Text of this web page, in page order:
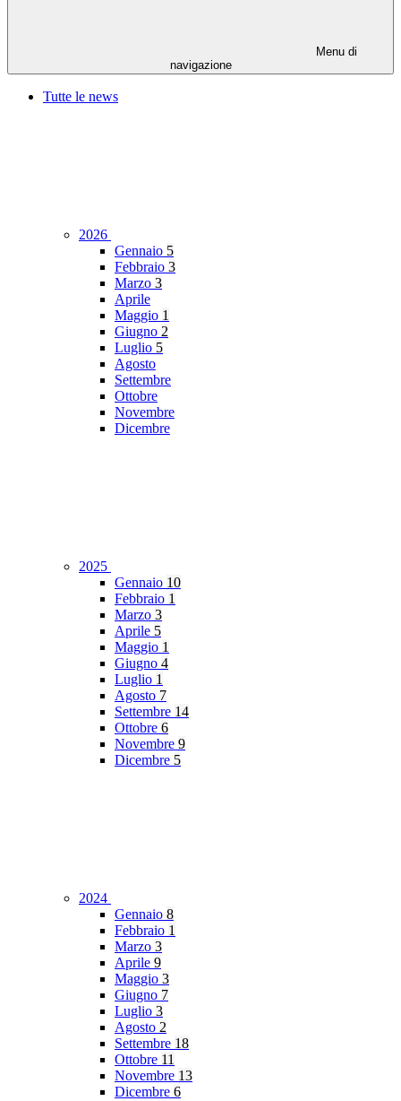
Menu di
navigazione
Tutte le news
2026
Gennaio 5
Febbraio 3
Marzo 3
Aprile
Maggio 1
Giugno 2
Luglio 5
Agosto
Settembre
Ottobre
Novembre
Dicembre
2025
Gennaio 10
Febbraio 1
Marzo 3
Aprile 5
Maggio 1
Giugno 4
Luglio 1
Agosto 7
Settembre 14
Ottobre 6
Novembre 9
Dicembre 5
2024
Gennaio 8
Febbraio 1
Marzo 3
Aprile 9
Maggio 3
Giugno 7
Luglio 3
Agosto 2
Settembre 18
Ottobre 11
Novembre 13
Dicembre 6